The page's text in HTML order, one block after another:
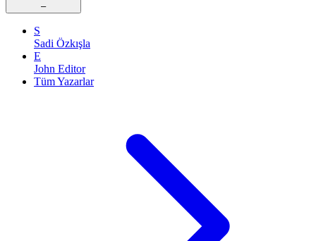
–
S
Sadi Özkışla
E
John Editor
Tüm Yazarlar